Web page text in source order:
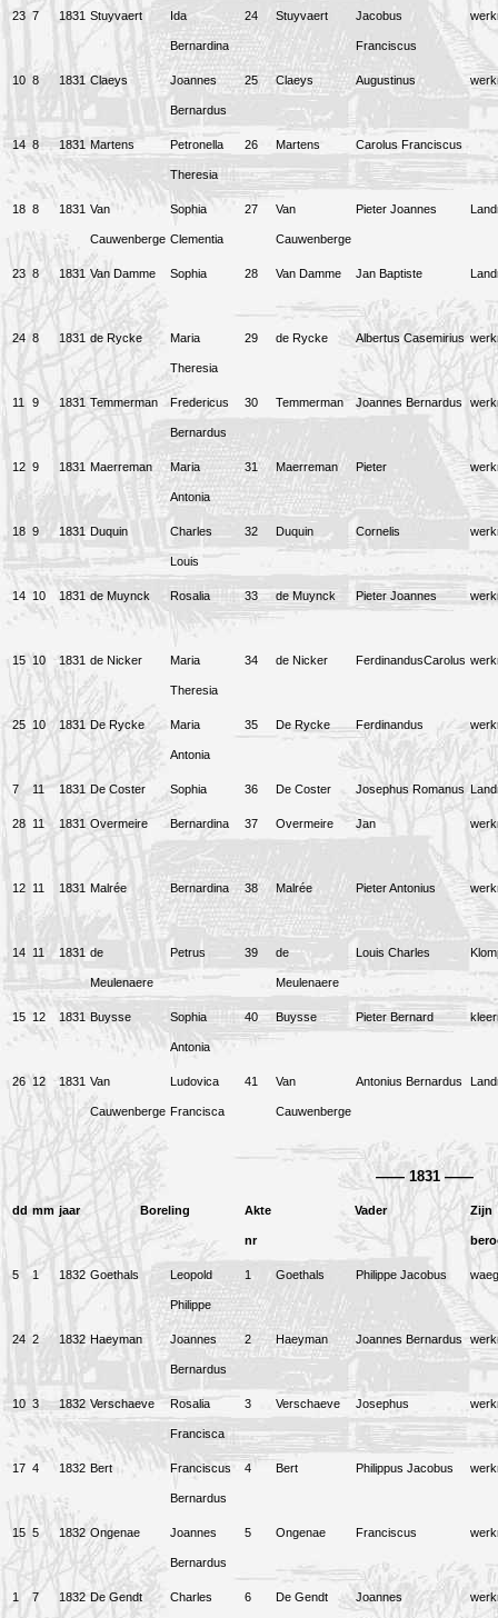
23 7 1831 Stuyvaert Ida
Bernardina
24 Stuyvaert Jacobus
Franciscus
10 8 1831 Claeys Joannes
Bernardus
25 Claeys Augustinus
14 8 1831 Martens Petronella
Theresia
26 Martens Carolus Franciscus
18 8 1831 Van
Cauwenberge
Sophia
Clementia
27 Van
Cauwenberge
Pieter Joannes
23 8 1831 Van Damme Sophia 28 Van Damme Jan Baptiste
24 8 1831 de Rycke Maria
Theresia
29 de Rycke Albertus Casemirius
11 9 1831 Temmerman Fredericus
Bernardus
30 Temmerman Joannes Bernardus
12 9 1831 Maerreman Maria
Antonia
31 Maerreman Pieter
18 9 1831 Duquin Charles
Louis
32 Duquin Cornelis
14 10 1831 de Muynck Rosalia 33 de Muynck Pieter Joannes
15 10 1831 de Nicker Maria
Theresia
34 de Nicker FerdinandusCarolus
25 10 1831 De Rycke Maria
Antonia
35 De Rycke Ferdinandus
7 11 1831 De Coster Sophia 36 De Coster Josephus Romanus
28 11 1831 Overmeire Bernardina 37 Overmeire Jan
12 11 1831 Malrée Bernardina 38 Malrée Pieter Antonius
14 11 1831 de
Meulenaere
Petrus 39 de
Meulenaere
Louis Charles
15 12 1831 Buysse Sophia
Antonia
40 Buysse Pieter Bernard
26 12 1831 Van
Cauwenberge
Ludovica
Francisca
41 Van
Cauwenberge
Antonius Bernardus
—— 1831 ——
dd mm jaar Boreling Akte
nr
Vader Zijn
5 1 1832 Goethals Leopold
Philippe
1 Goethals Philippe Jacobus
24 2 1832 Haeyman Joannes
Bernardus
2 Haeyman Joannes Bernardus
10 3 1832 Verschaeve Rosalia
Francisca
3 Verschaeve Josephus
17 4 1832 Bert Franciscus
Bernardus
4 Bert Philippus Jacobus
15 5 1832 Ongenae Joannes
Bernardus
5 Ongenae Franciscus
1 7 1832 De Gendt Charles 6 De Gendt Joannes